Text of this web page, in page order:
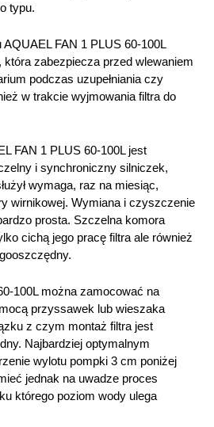
typu.
FAN 1 PLUS 60-100L
zabezpiecza przed wlewaniem
podczas uzupełniania czy
w trakcie wyjmowania filtra do
FAN 1 PLUS 60-100L jest
i synchroniczny silniczek,
wymaga, raz na miesiąc,
wirnikowej. Wymiana i czyszczenie
prosta. Szczelna komora
cichą jego pracę filtra ale również
100L można zamocować na
przyssawek lub wieszaka
z czym montaż filtra jest
Najbardziej optymalnym
wylotu pompki 3 cm poniżej
jednak na uwadze proces
którego poziom wody ulega